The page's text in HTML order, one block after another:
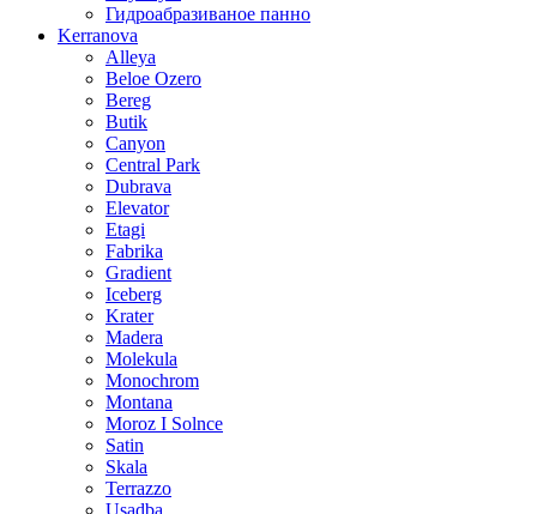
Гидроабразиваное панно
Kerranova
Alleya
Beloe Ozero
Bereg
Butik
Canyon
Central Park
Dubrava
Elevator
Etagi
Fabrika
Gradient
Iceberg
Krater
Madera
Molekula
Monochrom
Montana
Moroz I Solnce
Satin
Skala
Terrazzo
Usadba